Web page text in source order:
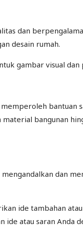
dan
desain rumah.
gambar visual
bantuan
bangunan
dan
ide tambahan
atau saran Anda